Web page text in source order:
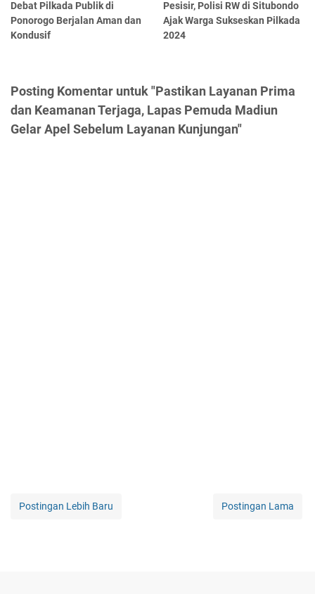
Debat Pilkada Publik di
Ponorogo Berjalan Aman dan
Kondusif
Pesisir, Polisi RW di Situbondo
Ajak Warga Sukseskan Pilkada
2024
Posting Komentar untuk "Pastikan Layanan Prima
dan Keamanan Terjaga, Lapas Pemuda Madiun
Gelar Apel Sebelum Layanan Kunjungan"
Postingan Lebih Baru Postingan Lama